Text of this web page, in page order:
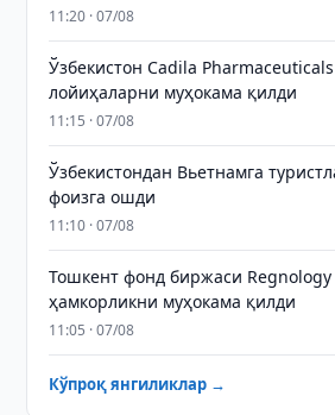
11:20 · 07/08
Ўзбекистон Cadila
лойиҳаларни муҳокама қилди
11:15 · 07/08
Ўзбекистондан Вьетнамга
фоизга ошди
11:10 · 07/08
Тошкент фонд биржаси Regnology
ҳамкорликни муҳокама қилди
11:05 · 07/08
Кўпроқ янгиликлар →